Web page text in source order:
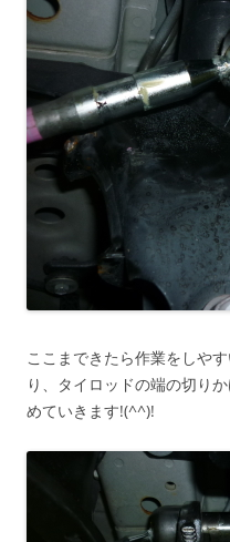
ここまできたら作業をしや
り、タイロッドの端の切り
めていきます!(^^)!